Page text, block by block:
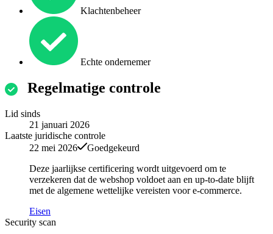
Klachtenbeheer
Echte ondernemer
Regelmatige controle
Lid sinds
21 januari 2026
Laatste juridische controle
22 mei 2026
Goedgekeurd
Deze jaarlijkse certificering wordt uitgevoerd om te
verzekeren dat de webshop voldoet aan en up-to-date blijft
met de algemene wettelijke vereisten voor e-commerce.
Eisen
Security scan